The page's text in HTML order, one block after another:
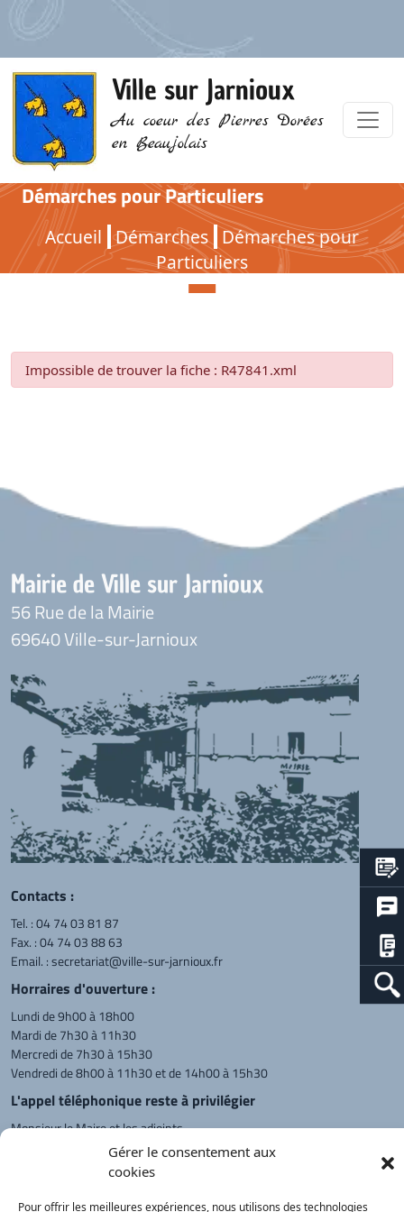
Gérer le consentement aux
cookies
Pour offrir les meilleures expériences, nous utilisons des technologies
Ville sur Jarnioux
Au coeur des Pierres Dorées
en Beaujolais
Démarches pour Particuliers
Accueil Démarches Démarches pour
Particuliers
Démarches pour Particuliers
Impossible de trouver la fiche : R47841.xml
Mairie de Ville sur Jarnioux
56 Rue de la Mairie
69640 Ville-sur-Jarnioux
Contacts :
Tel. :04 74 03 81 87
Fax. : 04 74 03 88 63
Email. :secretariat@ville-sur-jarnioux.fr
Horraires d'ouverture :
Lundi de 9h00 à 18h00
Mardi de 7h30 à 11h30
Mercredi de 7h30 à 15h30
Vendredi de 8h00 à 11h30 et de 14h00 à 15h30
L'appel téléphonique reste à privilégier
Monsieur le Maire et les adjoints
reçoivent sur rendez-vous.
Retour à l'accueil Actualités PanneauPocket Recherche